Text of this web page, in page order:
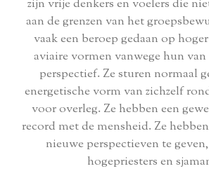
zijn vrije denkers en voelers die
aan de grenzen van het
vaak een beroep gedaan op
aviaire vormen vanwege hun
perspectief. Ze sturen normaal
energetische vorm van zichzelf
voor overleg. Ze hebben een
record met de mensheid. Ze
nieuwe perspectieven te
hogepriesters en